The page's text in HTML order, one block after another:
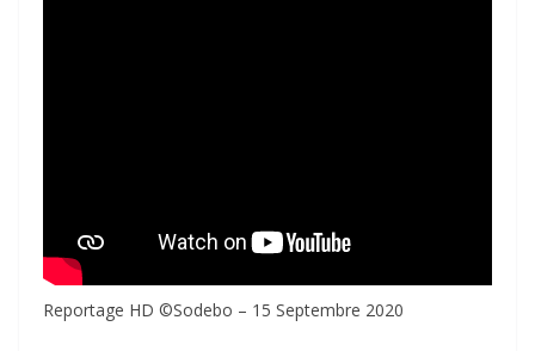
Reportage HD ©Sodebo – 15 Septembre 2020